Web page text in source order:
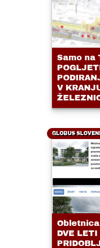
Samo na
V
GLOBUS
DVE LETI